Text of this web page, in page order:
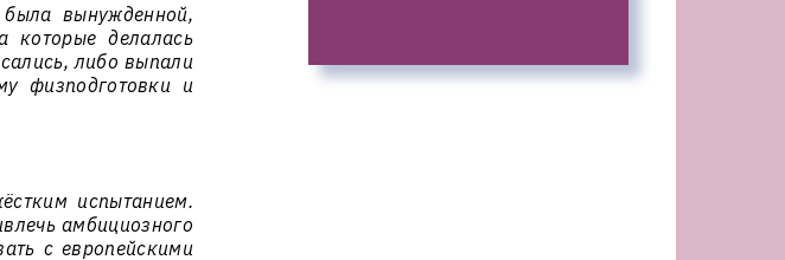
вынужденной,
которые делалась
либо выпали
физподготовки и
испытанием.
амбициозного
с европейскими